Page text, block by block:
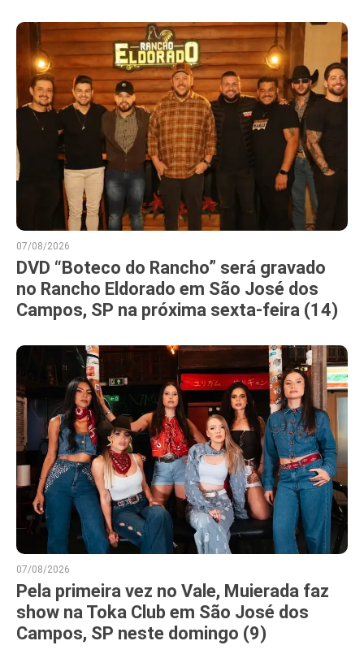
07/08/2026
DVD “Boteco do Rancho” será gravado
no Rancho Eldorado em São José dos
Campos, SP na próxima sexta-feira (14)
07/08/2026
Pela primeira vez no Vale, Muierada faz
show na Toka Club em São José dos
Campos, SP neste domingo (9)